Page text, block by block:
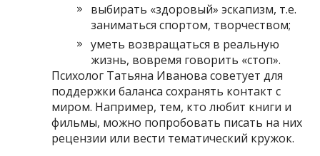
выбирать «здоровый» эскапизм, т.е.
заниматься спортом, творчеством;
уметь возвращаться в реальную
жизнь, вовремя говорить «стоп».
Психолог Татьяна Иванова советует для
поддержки баланса сохранять контакт с
миром. Например, тем, кто любит книги и
фильмы, можно попробовать писать на них
рецензии или вести тематический кружок.